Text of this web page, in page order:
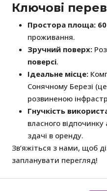
Ключові
Простора площа:
проживання.
Зручний поверх:
поверсі.
Ідеальне місце:
Сонячному Березі
розвиненою
Гнучкість
власного
здачі в оренду.
Зв’яжіться з нами, щоб
запланувати перегляд!